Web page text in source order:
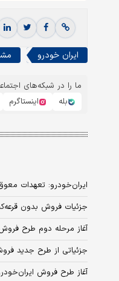
ایران خودرو
ما را در شبکه‌های
بله
اینستاگرم
ایران‌خودرو: تعهدات
جزئیات فروش بدون
آغاز مرحله دوم طرح
جزئیاتی از طرح جدید
آغاز طرح فروش